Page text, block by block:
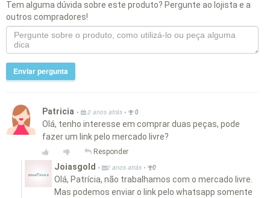
Tem alguma dúvida sobre este produto? Pergunte ao lojista e a
outros compradores!
Enviar pergunta
Patricia • 2 anos atrás • 0
Olá, tenho interesse em comprar duas peças, pode
fazer um link pelo mercado livre?
Responder
Joiasgold • 2 anos atrás • 0
Olá, Patrícia, não trabalhamos com o mercado livre.
Mas podemos enviar o link pelo whatsapp somente